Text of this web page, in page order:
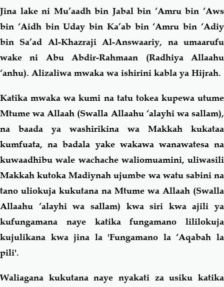
Jina lake ni Mu’aadh bin Jabal bin ‘Amru bin ‘Aws
bin ‘Aidh bin Uday bin Ka’ab bin ‘Amru bin ‘Adiy
bin Sa’ad Al-Khazraji Al-Answaariy, na umaarufu
wake ni Abu Abdir-Rahmaan (Radhiya Allaahu
‘anhu). Alizaliwa mwaka wa ishirini kabla ya Hijrah.
Katika mwaka wa kumi na tatu tokea kupewa utume
Mtume wa Allaah (Swalla Allaahu ‘alayhi wa sallam),
na baada ya washirikina wa Makkah kukataa
kumfuata, na badala yake wakawa wanawatesa na
kuwaadhibu wale wachache waliomuamini, uliwasili
Makkah kutoka Madiynah ujumbe wa watu sabini na
tano uliokuja kukutana na Mtume wa Allaah (Swalla
Allaahu ‘alayhi wa sallam) kwa siri kwa ajili ya
kufungamana naye katika fungamano lililokuja
kujulikana kwa jina la 'Fungamano la ‘Aqabah la
pili'.
Waliagana kukutana naye nyakati za usiku katika